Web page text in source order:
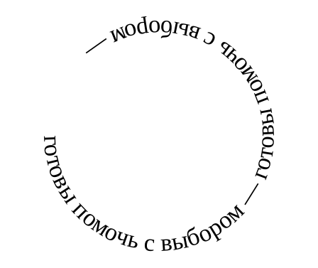
готовы помочь с выбором — готовы помочь с выбором —